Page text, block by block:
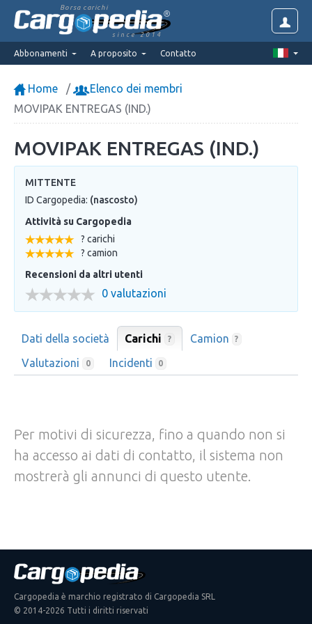
Borsa carichi
since 2014
Abbonamenti A proposito Contatto
Home
Elenco dei membri
MOVIPAK ENTREGAS (IND.)
MOVIPAK ENTREGAS (IND.)
MITTENTE
ID Cargopedia: (nascosto)
Attività su Cargopedia
? carichi
? camion
Recensioni da altri utenti
0 valutazioni
Dati della società Carichi ? Camion ?
Valutazioni 0 Incidenti 0
Per motivi di sicurezza, fino a quando non si
ha accesso ai dati di contatto, il sistema non
mostrerà gli annunci di questo utente.
Cargopedia è marchio registrato di Cargopedia SRL
© 2014-2026 Tutti i diritti riservati